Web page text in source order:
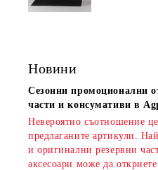
Новини
Сезонни промоционални
части и консумативи в
Невероятно съотношение
предлаганите артикули.
и оригинални резервни
аксесоари може да